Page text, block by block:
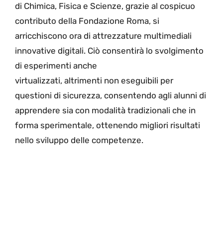
di Chimica, Fisica e Scienze, grazie al cospicuo
contributo della Fondazione Roma, si
arricchiscono ora di attrezzature multimediali
innovative digitali. Ciò consentirà lo svolgimento
di esperimenti anche
virtualizzati, altrimenti non eseguibili per
questioni di sicurezza, consentendo agli alunni di
apprendere sia con modalità tradizionali che in
forma sperimentale, ottenendo migliori risultati
nello sviluppo delle competenze.